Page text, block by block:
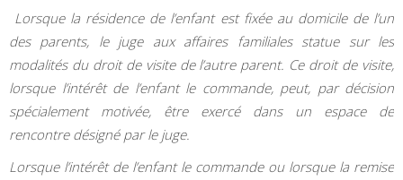
Lorsque la résidence de l’enfant est fixée au domicile de l’un
des parents, le juge aux affaires familiales statue sur les
modalités du droit de visite de l’autre parent. Ce droit de visite,
lorsque l’intérêt de l’enfant le commande, peut, par décision
spécialement motivée, être exercé dans un espace de
rencontre désigné par le juge.
Lorsque l’intérêt de l’enfant le commande ou lorsque la remise